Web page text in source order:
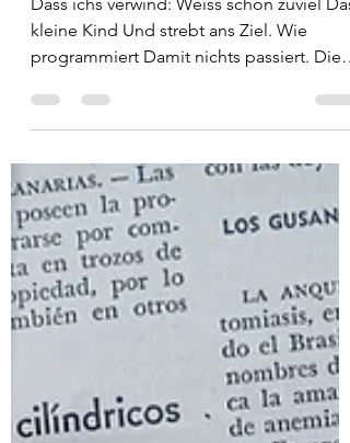
Atheismus & Aberglaube Brennende
Atheisten si
kleine Kind Und strebt ans Ziel. Wie
programmiert Damit nichts passiert. Die
und Christ Die er schon kennt. Wie
programmiert Damit nichts passiert. Nur
nachts im Traum Im Schatten der Welt
Zerknittert der Raum Das Stundenglas fällt
Und die Seelen träufeln Ins Nirgendwo Zu
allen Teufeln Oder so.